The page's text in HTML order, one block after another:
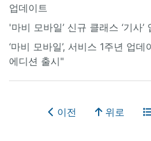
업데이트
'마비 모바일’ 신규 클래스 ‘기사’
‘마비 모바일’, 서비스 1주년 업
에디션 출시"
이전 위로